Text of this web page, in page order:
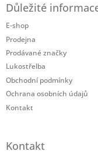
Důležité
E-shop
Prodejna
Prodávané značky
Lukostřelba
Obchodní podmínky
Ochrana osobních údajů
Kontakt
Kontakt